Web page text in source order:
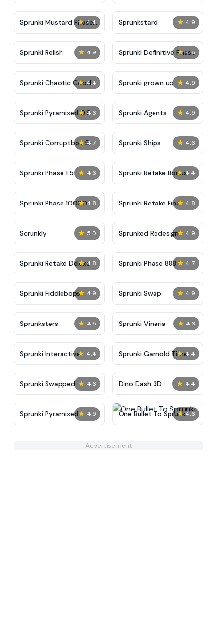
★ 4.4
Sprunki Mustard Phase
2
★ 4.9
Sprunkstard
★ 4.9
Sprunki Relish ★ 4.6
Sprunki Definitive Phase
7
★ 4.4
Sprunki Chaotic Good ★ 4.9
Sprunki grown up
★ 4.6
Sprunki Pyramixed 0.9 ★ 4.9
Sprunki Agents
★ 4.7
Sprunki Corruptbox 5 ★ 4.6
Sprunki Ships
★ 4.6
Sprunki Phase 1.5 ★ 4.4
Sprunki Retake Bonus
★ 4.8
Sprunki Phase 10000 ★ 4.8
Sprunki Retake Final
Update
★ 5.0
Scrunkly ★ 4.9
Sprunked Redesign
★ 4.8
Sprunki Retake Deluxe ★ 4.7
Sprunki Phase 888
★ 4.9
Sprunki Fiddlebops ★ 4.9
Sprunki Swap
★ 4.5
Sprunksters ★ 4.3
Sprunki Vineria
★ 4.4
Sprunki Interactive
Tunner
★ 4.4
Sprunki Garnold Time
★ 4.6
Sprunki Swapped ★ 4.4
Dino Dash 3D
★ 4.9
Sprunki Pyramixed ★ 4.6
One Bullet To Sprunki
Advertisement